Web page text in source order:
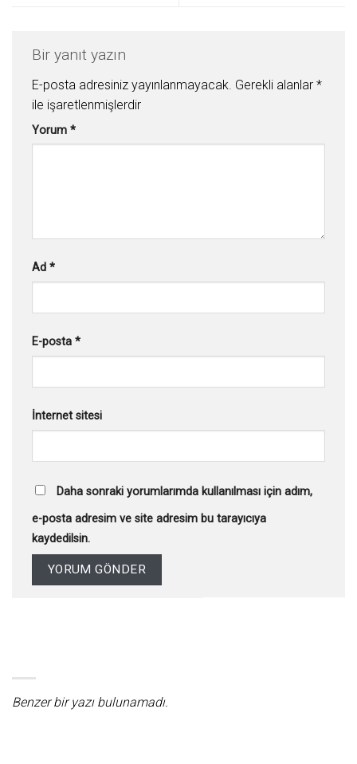
Bir yanıt yazın
E-posta adresiniz yayınlanmayacak. Gerekli alanlar *
ile işaretlenmişlerdir
Yorum *
Ad *
E-posta *
İnternet sitesi
Daha sonraki yorumlarımda kullanılması için adım,
e-posta adresim ve site adresim bu tarayıcıya
kaydedilsin.
Benzer bir yazı bulunamadı.